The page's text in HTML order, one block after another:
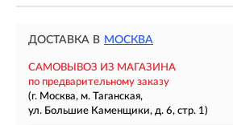
ДОСТАВКА В МОСКВА
САМОВЫВОЗ ИЗ МАГАЗИНА
по предварительному заказу
(г. Москва, м. Таганская,
ул. Большие Каменщики, д. 6, стр. 1)